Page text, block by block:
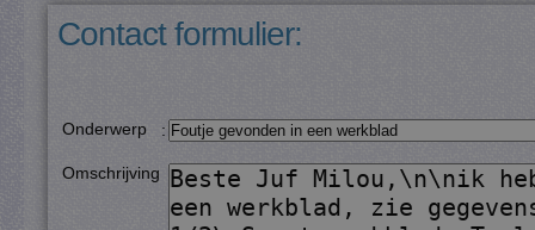
Contact formulier:
Onderwerp :
Omschrijving